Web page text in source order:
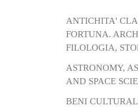
ANTICHITA'
FORTUNA.
FILOLOGIA,
ASTRONOMY,
AND SPACE
BENI